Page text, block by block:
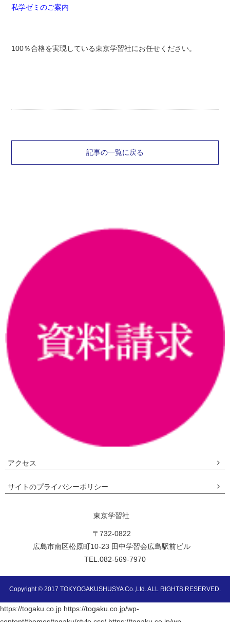
私学ゼミのご案内
100％合格を実現している東京学習社にお任せください。
記事の一覧に戻る
アクセス
サイトのプライバシーポリシー
東京学習社
〒732-0822
広島市南区松原町10-23 田中学習会広島駅前ビル
TEL.082-569-7970
Copyright © 2017 TOKYOGAKUSHUSYA Co.,Ltd. ALL RIGHTS RESERVED.
https://togaku.co.jp https://togaku.co.jp/wp-